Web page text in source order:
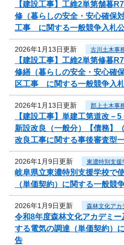
【建設工事】工維2単第舗
修（暮らしの安全・安心確保
工事 に関する一般競争入札
2026年1月13日更新 古川土木事
【建設工事】工維2単第修
修繕（暮らしの安全・安心確
区工事 に関する一般競争入
2026年1月13日更新 郡上土木事
【建設工事】単建工第道改
新設改良（一般分）【債務】
改良工事に関する事後審査型
2026年1月9日更新 東濃特別支援
岐阜県立東濃特別支援学校で
（単価契約）に関する一般競
2026年1月9日更新 森林文化アカ
令和8年度森林文化アカデミー
する電気の調達（単価契約）
告